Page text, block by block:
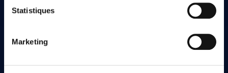
Statistiques
Marketing